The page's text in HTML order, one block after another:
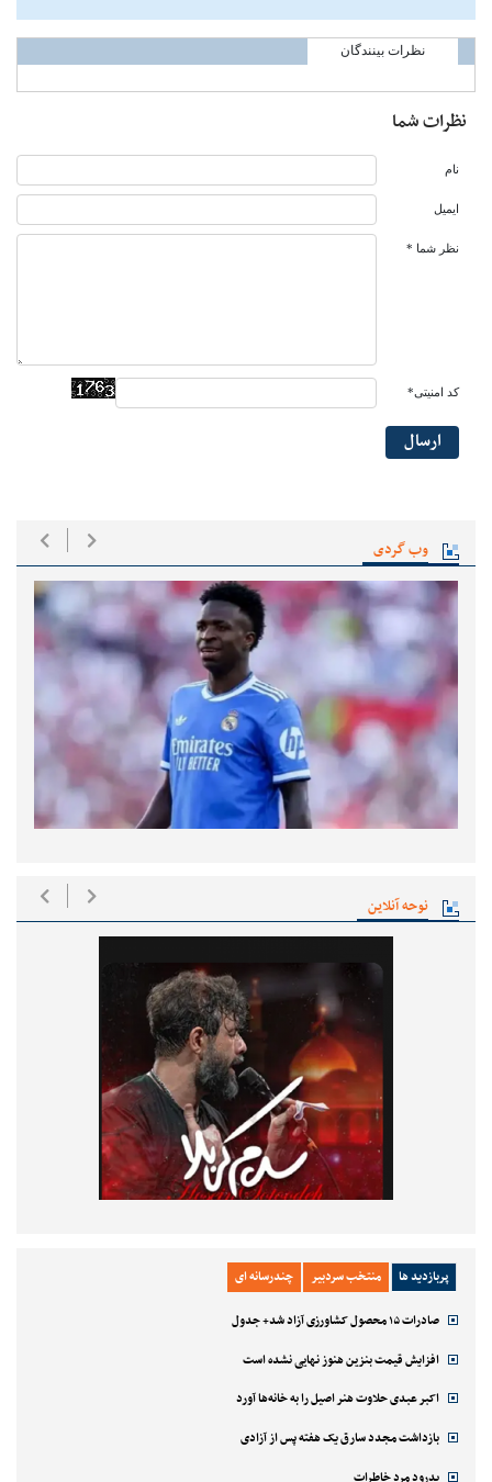
وب گردی
نوحه آنلاین
پربازدید ها منتخب سردبیر چندرسانه ای
صادرات ۱۵ محصول کشاورزی آزاد شد+ جدول
افزایش قیمت بنزین هنوز نهایی نشده است
اکبر عبدی حلاوت هنر اصیل را به خانه‌ها آورد
بازداشت مجدد سارق یک هفته پس از آزادی
بدرود مرد خاطرات
نظرات بینندگان
نظرات شما
نام
ایمیل
نظر شما *
کد امنیتی*
ارسال